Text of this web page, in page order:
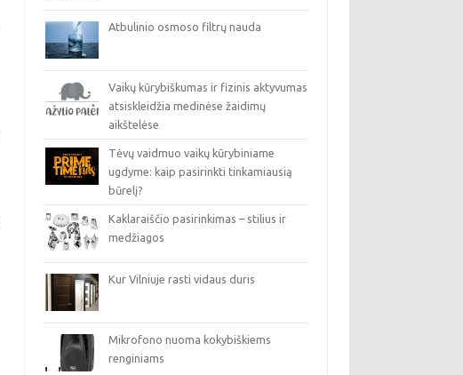
Atbulinio osmoso filtrų nauda
Vaikų kūrybiškumas ir fizinis aktyvumas
atsiskleidžia medinėse žaidimų
aikštelėse
Tėvų vaidmuo vaikų kūrybiniame
ugdyme: kaip pasirinkti tinkamiausią
būrelį?
Kaklaraiščio pasirinkimas – stilius ir
medžiagos
Kur Vilniuje rasti vidaus duris
Mikrofono nuoma kokybiškiems
renginiams